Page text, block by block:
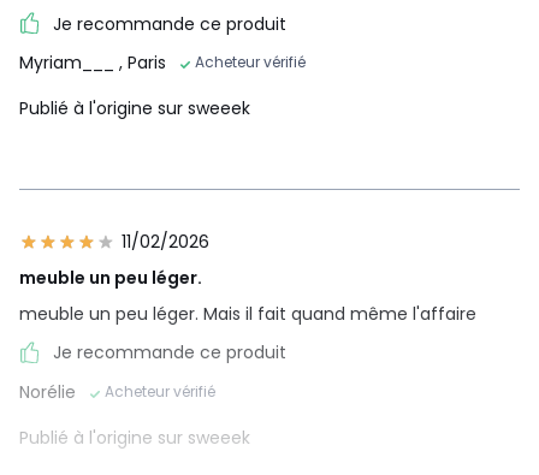
Je recommande ce produit
Myriam___ , Paris Acheteur vérifié
Publié à l'origine sur sweeek
11/02/2026
meuble un peu léger.
meuble un peu léger. Mais il fait quand même l'affaire
Je recommande ce produit
Norélie
Acheteur vérifié
Publié à l'origine sur sweeek